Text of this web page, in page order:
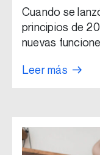
Cuando se
principios de
nuevas
Leer más